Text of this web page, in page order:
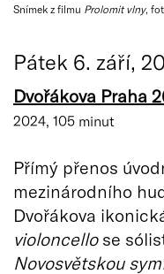
Snímek z filmu Prolomit vlny,
Pátek 6. září,
Dvořákova Praha
2024, 105 minut
Přímý přenos
mezinárodního
Dvořákova
violoncellose
Novosvětskou